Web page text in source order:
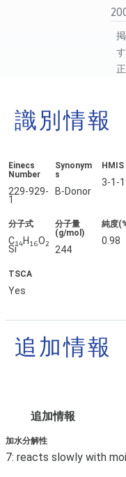
識別情報
Einecs
Number
229-929-
1
Synonym
s
B-Donor
HMIS
3-1-
分子式
C14H 16O2
Si
分子量
(g/mol)
244
純度
0.98
TSCA
Yes
追加情報
追加情報
加水分解性
7: reacts slowly with